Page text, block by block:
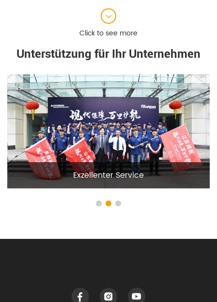
Unterstützung für Ihr Unternehmen
Exzellenter Service